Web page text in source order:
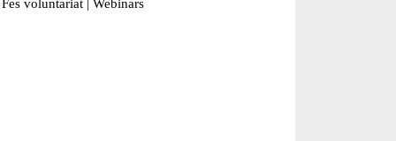
Fes voluntariat | Webinars